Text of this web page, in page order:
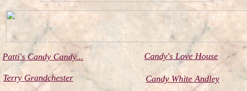
Candy's Love House
Patti's Candy Candy...
Terry Grandchester
Candy White Andley